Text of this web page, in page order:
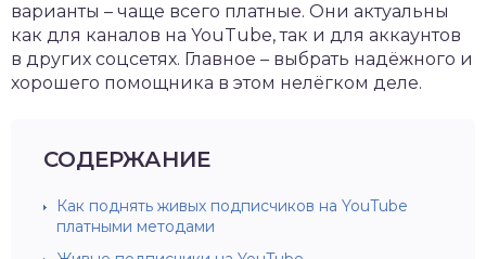
варианты – чаще всего платные. Они актуальны
как для каналов на YouTube, так и для аккаунтов
в других соцсетях. Главное – выбрать надёжного и
хорошего помощника в этом нелёгком деле.
СОДЕРЖАНИЕ
Как поднять живых подписчиков на YouTube
платными методами